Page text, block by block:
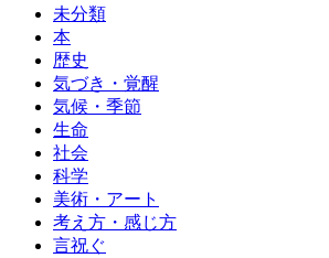
未分類
本
歴史
気づき・覚醒
気候・季節
生命
社会
科学
美術・アート
考え方・感じ方
言祝ぐ